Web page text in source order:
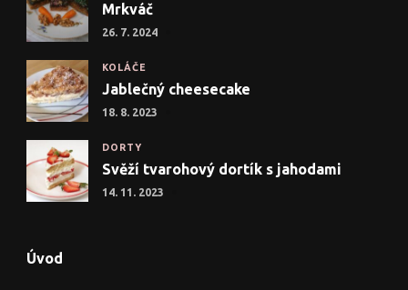
Mrkváč
26. 7. 2024
KOLÁČE
Jablečný cheesecake
18. 8. 2023
DORTY
Svěží tvarohový dortík s jahodami
14. 11. 2023
Úvod